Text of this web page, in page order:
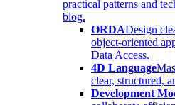
practical patterns and
blog.
ORDADesign
object-oriented
Data Access.
4D Language
clear, structured,
Development